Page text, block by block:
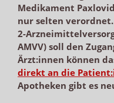
Medikament
nur selten verordnet.
2-
AMVV) soll den
Ärzt:innen können
direkt an die
Apotheken gibt es